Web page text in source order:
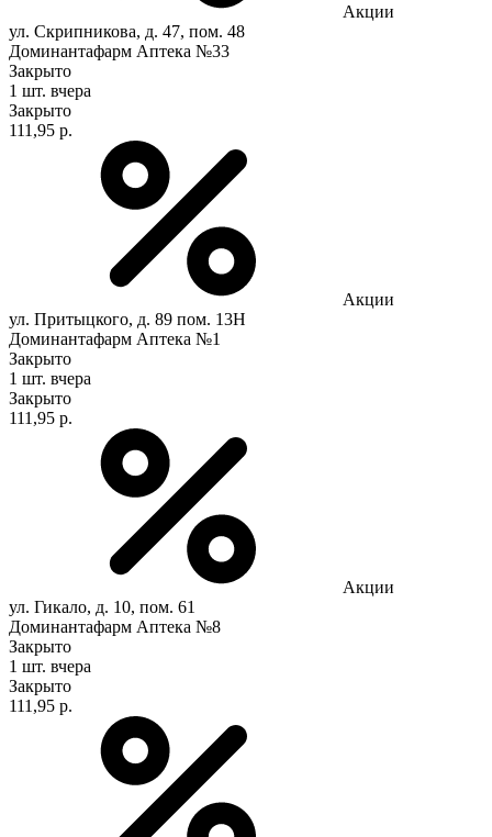
Акции
ул. Скрипникова, д. 47, пом. 48
Доминантафарм Аптека №33
Закрыто
1 шт. вчера
Закрыто
111,95 р.
Акции
ул. Притыцкого, д. 89 пом. 13Н
Доминантафарм Аптека №1
Закрыто
1 шт. вчера
Закрыто
111,95 р.
Акции
ул. Гикало, д. 10, пом. 61
Доминантафарм Аптека №8
Закрыто
1 шт. вчера
Закрыто
111,95 р.